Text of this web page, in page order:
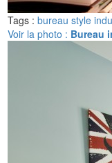
Tags : bureau style
Voir la photo : Bureau